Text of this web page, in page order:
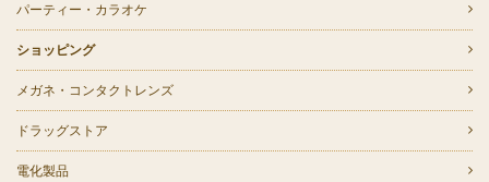
パーティー・カラオケ
ショッピング
メガネ・コンタクトレンズ
ドラッグストア
電化製品